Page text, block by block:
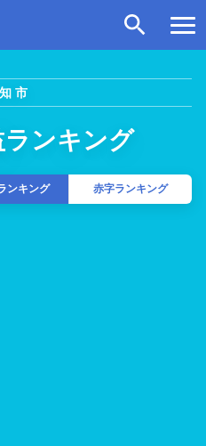
市
ンキング
ンキング 赤字ランキング